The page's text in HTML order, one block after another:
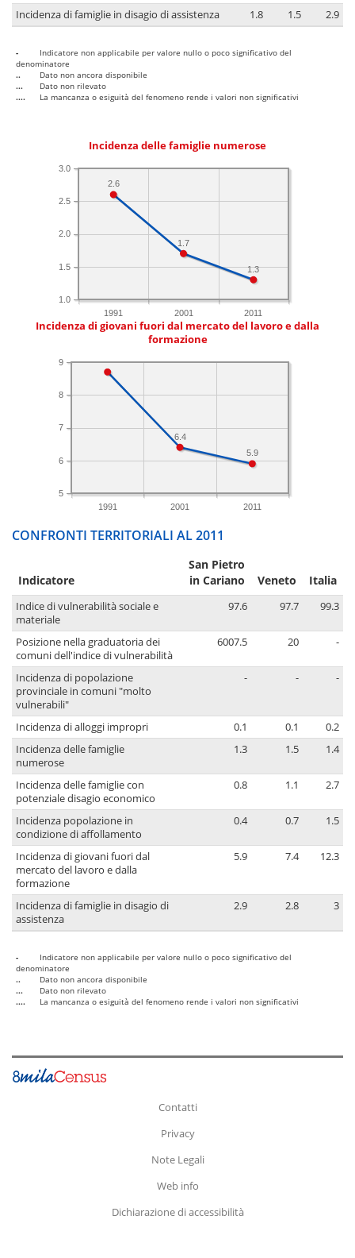
Incidenza di famiglie in disagio di assistenza 1.8 1.5 2.9
-
Indicatore non applicabile per valore nullo o poco significativo del
denominatore
..
Dato non ancora disponibile
...
Dato non rilevato
....
La mancanza o esiguità del fenomeno rende i valori non significativi
Incidenza delle famiglie numerose
1991 2001 2011
1.0
1.5
2.0
2.5
3.0
1.3
1.7
2.6
Incidenza di giovani fuori dal mercato del lavoro e dalla
formazione
1991 2001 2011
5
6
7
8
9
5.9
6.4
CONFRONTI TERRITORIALI AL 2011
Indicatore
San Pietro
in Cariano
Veneto Italia
Indice di vulnerabilità sociale e
materiale
97.6 97.7 99.3
Posizione nella graduatoria dei
comuni dell'indice di vulnerabilità
6007.5 20 -
Incidenza di popolazione
provinciale in comuni "molto
vulnerabili"
- - -
Incidenza di alloggi impropri 0.1 0.1
0.2
Incidenza delle famiglie
numerose
1.3 1.5 1.4
Incidenza delle famiglie con
potenziale disagio economico
0.8 1.1 2.7
Incidenza popolazione in
condizione di affollamento
0.4 0.7 1.5
Incidenza di giovani fuori dal
mercato del lavoro e dalla
formazione
5.9 7.4 12.3
Incidenza di famiglie in disagio di
assistenza
2.9 2.8 3
-
Indicatore non applicabile per valore nullo o poco significativo del
denominatore
..
Dato non ancora disponibile
...
Dato non rilevato
....
La mancanza o esiguità del fenomeno rende i valori non significativi
Contatti
Privacy
Note Legali
Web info
Dichiarazione di accessibilità